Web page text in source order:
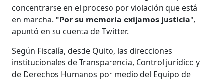
concentrarse en el proceso por violación que está
en marcha. "Por su memoria exijamos justicia",
apuntó en su cuenta de Twitter.
Según Fiscalía, desde Quito, las direcciones
institucionales de Transparencia, Control jurídico y
de Derechos Humanos por medio del Equipo de